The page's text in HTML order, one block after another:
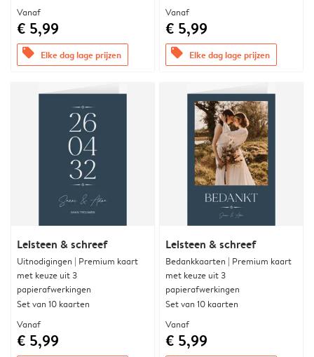
Vanaf
€ 5,99
offers Elke dag lage prijzen
Vanaf
€ 5,99
offers Elke dag lage prijzen
Leisteen & schreef
Uitnodigingen | Premium kaart
met keuze uit 3
papierafwerkingen
Set van 10 kaarten
Vanaf
€ 5,99
Leisteen & schreef
Bedankkaarten | Premium kaart
met keuze uit 3
papierafwerkingen
Set van 10 kaarten
Vanaf
€ 5,99